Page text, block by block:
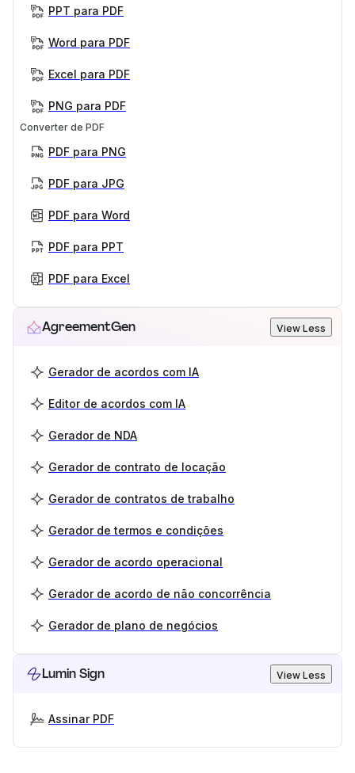
PPT para PDF
Word para PDF
Excel para PDF
PNG para PDF
Converter de PDF
PDF para PNG
PDF para JPG
PDF para Word
PDF para PPT
PDF para Excel
AgreementGen View Less
Gerador de acordos com IA
Editor de acordos com IA
Gerador de NDA
Gerador de contrato de locação
Gerador de contratos de trabalho
Gerador de termos e condições
Gerador de acordo operacional
Gerador de acordo de não concorrência
Gerador de plano de negócios
Lumin Sign View Less
Assinar PDF